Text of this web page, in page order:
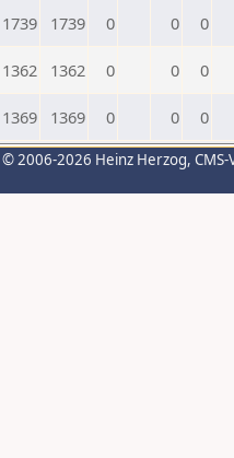
1739 1739 0 0 0
1362 1362 0 0 0
1369 1369 0 0 0
© 2006-2026 Heinz Herzog,